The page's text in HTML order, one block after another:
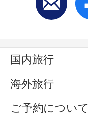
国内旅行
海外旅行
ご予約について